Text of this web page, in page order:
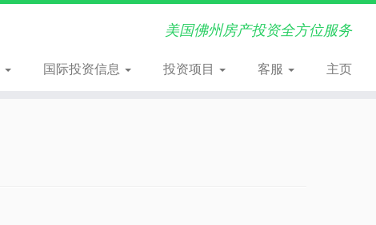
美国佛州房产投资全方位服务
国际投资信息 投资项目 客服 主页